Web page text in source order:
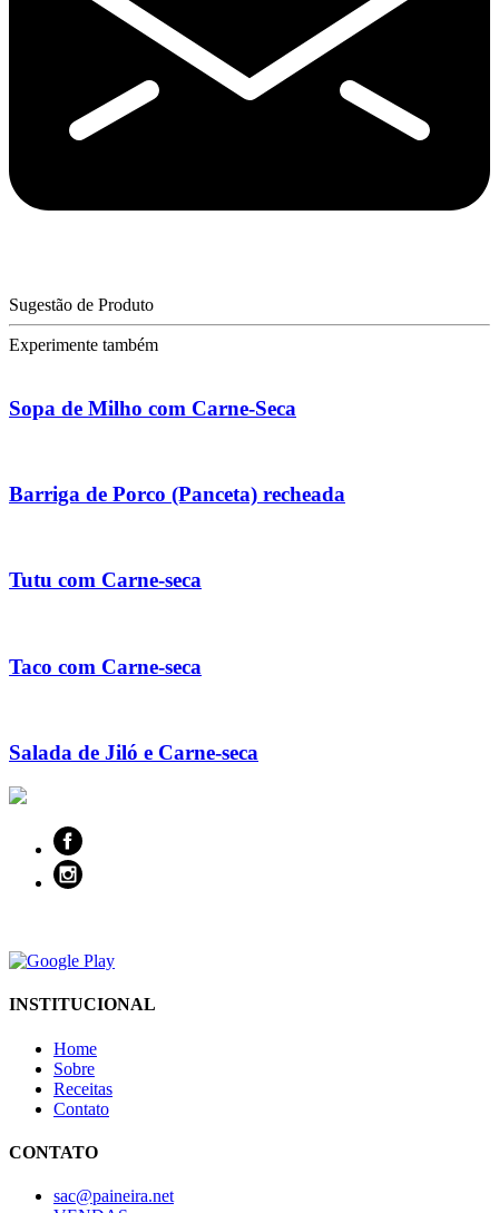
Sugestão de Produto
Experimente também
Sopa de Milho com Carne-Seca
Barriga de Porco (Panceta) recheada
Tutu com Carne-seca
Taco com Carne-seca
Salada de Jiló e Carne-seca
INSTITUCIONAL
Home
Sobre
Receitas
Contato
CONTATO
sac@paineira.net